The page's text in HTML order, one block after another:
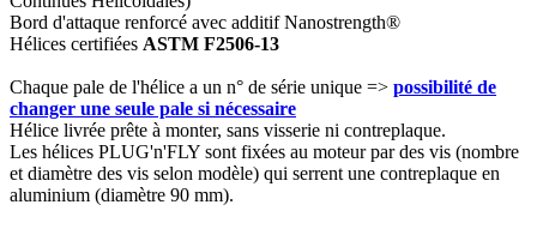
Bord d'attaque renforcé avec additif Nanostrength®
Hélices certifiées ASTM F2506-13
Chaque pale de l'hélice a un n° de série unique => possibilité de
changer une seule pale si nécessaire
Hélice livrée prête à monter, sans visserie ni contreplaque.
Les hélices PLUG'n'FLY sont fixées au moteur par des vis (nombre
et diamètre des vis selon modèle) qui serrent une contreplaque en
aluminium (diamètre 90 mm).